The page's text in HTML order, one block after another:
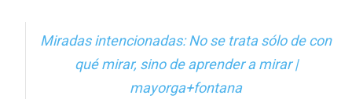
Miradas intencionadas: No se trata sólo de con
qué mirar, sino de aprender a mirar |
mayorga+fontana